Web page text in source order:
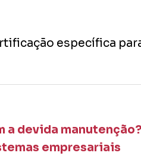
específica
a devida manutenção?
empresariais